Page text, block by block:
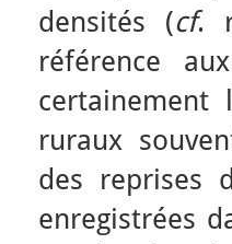
densités (cf.
référence
certainement
ruraux
des reprises
enregistrées